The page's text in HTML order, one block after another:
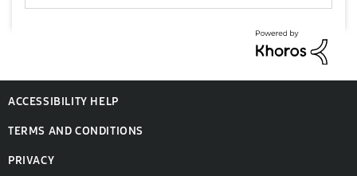
ACCESSIBILITY HELP
TERMS AND CONDITIONS
PRIVACY